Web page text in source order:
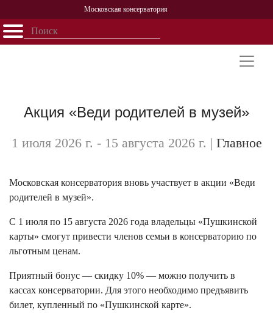
Московская консерватория
Открыть - закрыть
Персоналии
История
Акция «Веди родителей в музей»
1 июля 2026 г. - 15 августа 2026 г. | Главное
Московская консерватория вновь участвует в акции «Веди
родителей в музей».
С 1 июля по 15 августа 2026 года владельцы «Пушкинской
карты» смогут привести членов семьи в консерваторию по
льготным ценам.
Приятный бонус — скидку 10% — можно получить в
кассах консерватории. Для этого необходимо предъявить
билет, купленный по «Пушкинской карте».